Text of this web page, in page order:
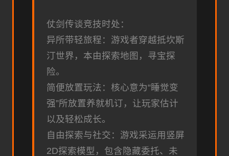
仗剑传谈竞技时处：
异所带轻旅程：游戏者穿越抵坎斯
汀世界，本由探索地图，寻宝探
险。
简便放置玩法：核心意为“睡觉变
强”所放置养就机订，让玩家估计
以及轻松成长。
自由探索与社交：游戏采运用竖屏
2D探索模型，包含隐藏委托、未